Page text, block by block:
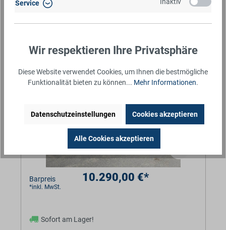
Absenkbar
VEZEKO HUSKY CAR FB 35.39 | RAMPE
394X187X10CM 3500KG ABSENKER
Barpreis 10.290,00 €*
*inkl. MwSt.
Sofort am Lager!
Service Inaktiv
Wir respektieren Ihre Privatsphäre
Diese Website verwendet Cookies, um Ihnen die bestmögliche
Funktionalität bieten zu können... Mehr Informationen.
Datenschutzeinstellungen Cookies akzeptieren
Alle Cookies akzeptieren